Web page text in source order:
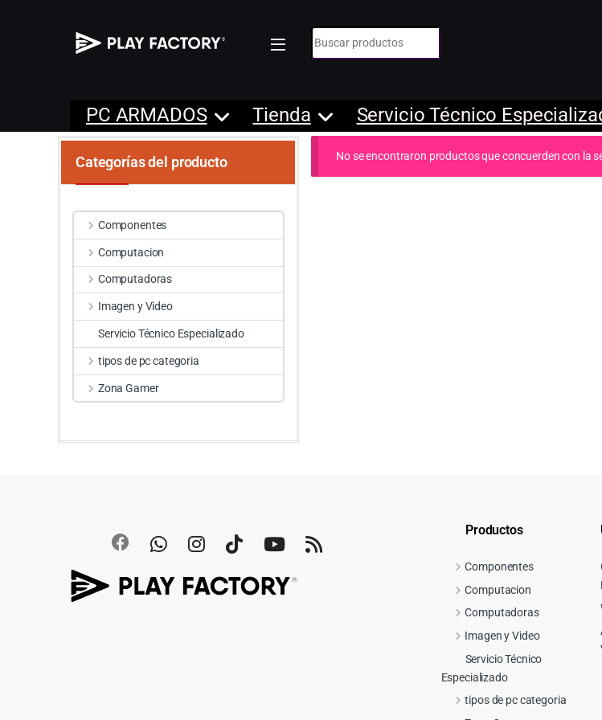
Búsqueda de:
PC ARMADOS Tienda Servicio Técnico
No se encontraron productos que concuerden con la
Categorías del producto
Componentes
Computacion
Computadoras
Imagen y Video
Servicio Técnico Especializado
tipos de pc categoria
Zona Gamer
Productos
Componentes
Computacion
Computadoras
Imagen y Video
Servicio Técnico
Especializado
tipos de pc categoria